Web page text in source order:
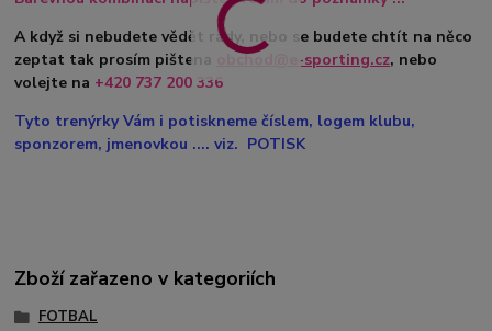
A když si nebudete vědět rady, nebo se budete chtít na něco
zeptat tak prosím pištena
obchod@e-sporting.cz, nebo
volejte na +420 737 200 336
Tyto trenýrky Vám i potiskneme číslem, logem klubu,
sponzorem, jmenovkou .... viz. POTISK
Zboží zařazeno v kategoriích
FOTBAL